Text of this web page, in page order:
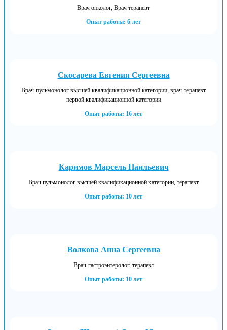
Врач онколог, Врач терапевт
Опыт работы: 6 лет
Скосарева Евгения Сергеевна
Врач-пульмонолог высшей квалификационной категории, врач-терапевт
первой квалификационной категории
Опыт работы: 16 лет
Каримов Марсель Наильевич
Врач пульмонолог высшей квалификационной категории, терапевт
Опыт работы: 10 лет
Волкова Анна Сергеевна
Врач-гастроэнтеролог, терапевт
Опыт работы: 10 лет